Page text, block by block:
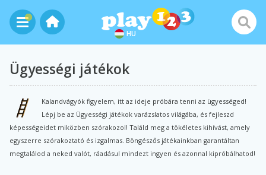
HU
Ügyességi játékok
Kalandvágyók figyelem, itt az ideje próbára tenni az ügyességed!
Lépj be az Ügyességi játékok varázslatos világába, és fejleszd
képességeidet miközben szórakozol! Találd meg a tökéletes kihívást, amely
egyszerre szórakoztató és izgalmas. Böngészős játékainkban garantáltan
megtalálod a neked valót, ráadásul mindezt ingyen és azonnal kipróbálhatod!